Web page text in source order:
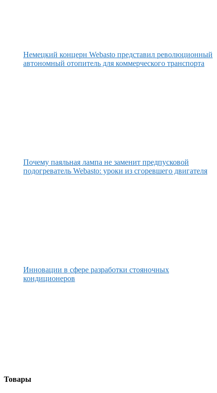
Немецкий концерн Webasto представил революционный
автономный отопитель для коммерческого транспорта
Почему паяльная лампа не заменит предпусковой
подогреватель Webasto: уроки из сгоревшего двигателя
Инновации в сфере разработки стояночных
кондиционеров
Товары